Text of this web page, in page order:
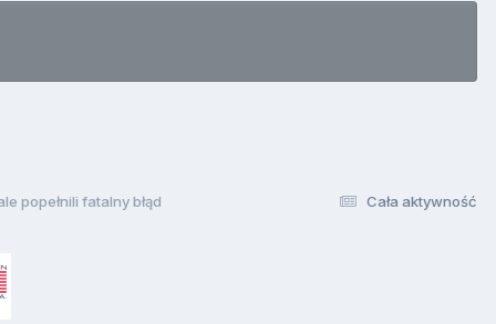
Cała aktywność
popełnili fatalny błąd